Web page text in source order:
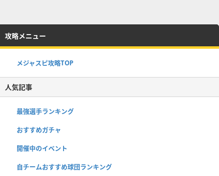
攻略メニュー
メジャスピ攻略TOP
人気記事
最強選手ランキング
おすすめガチャ
開催中のイベント
自チームおすすめ球団ランキング